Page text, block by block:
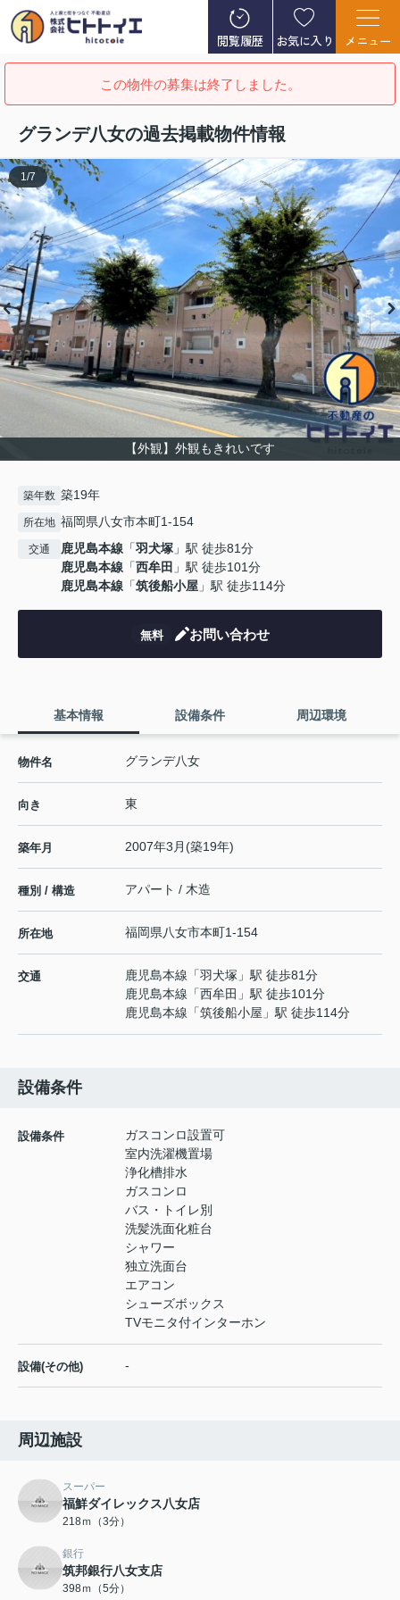
閲覧履歴 お気に入り メニュー
この物件の募集は終了しました。
グランデ八女の過去掲載物件情報
【外観】外観もきれいです
1 /7
築年数 築19年
所在地 福岡県八女市本町1-154
交通 鹿児島本線 「羽犬塚 」駅 徒歩81分
鹿児島本線 「西牟田 」駅 徒歩101分
鹿児島本線 「筑後船小屋 」駅 徒歩114分
無料 お問い合わせ
基本情報 設備条件 周辺環境
物件名 グランデ八女
向き 東
築年月 2007年3月(築19年)
種別 / 構造 アパート / 木造
所在地 福岡県八女市本町1-154
交通 鹿児島本線 「羽犬塚 」駅 徒歩81分
鹿児島本線 「西牟田 」駅 徒歩101分
鹿児島本線 「筑後船小屋 」駅 徒歩114分
設備条件
設備条件
ガスコンロ設置可
室内洗濯機置場
浄化槽排水
ガスコンロ
バス・トイレ別
洗髪洗面化粧台
シャワー
独立洗面台
エアコン
シューズボックス
TVモニタ付インターホン
設備(その他) -
周辺施設
スーパー
福鮮ダイレックス八女店
218ｍ（3分）
銀行
筑邦銀行八女支店
398ｍ（5分）